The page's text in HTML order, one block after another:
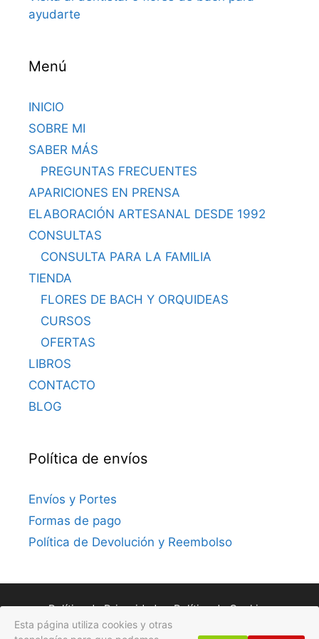
ayudarte
Menú
INICIO
SOBRE MI
SABER MÁS
PREGUNTAS FRECUENTES
APARICIONES EN PRENSA
ELABORACIÓN ARTESANAL DESDE 1992
CONSULTAS
CONSULTA PARA LA FAMILIA
TIENDA
FLORES DE BACH Y ORQUIDEAS
CURSOS
OFERTAS
LIBROS
CONTACTO
BLOG
Política de envíos
Envíos y Portes
Formas de pago
Política de Devolución y Reembolso
Política de Privacidad
Política de Cookies
Avisos Legales
Esta página utiliza cookies y otras